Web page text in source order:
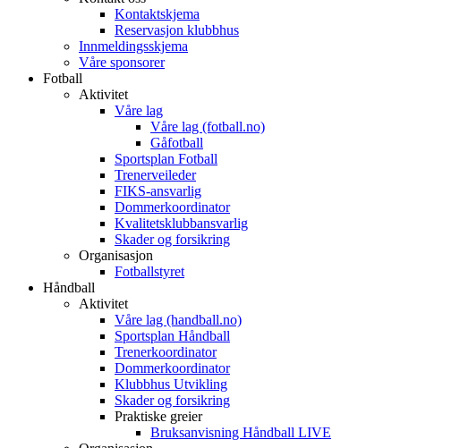
Kontaktskjema
Reservasjon klubbhus
Innmeldingsskjema
Våre sponsorer
Fotball
Aktivitet
Våre lag
Våre lag (fotball.no)
Gåfotball
Sportsplan Fotball
Trenerveileder
FIKS-ansvarlig
Dommerkoordinator
Kvalitetsklubbansvarlig
Skader og forsikring
Organisasjon
Fotballstyret
Håndball
Aktivitet
Våre lag (handball.no)
Sportsplan Håndball
Trenerkoordinator
Dommerkoordinator
Klubbhus Utvikling
Skader og forsikring
Praktiske greier
Bruksanvisning Håndball LIVE